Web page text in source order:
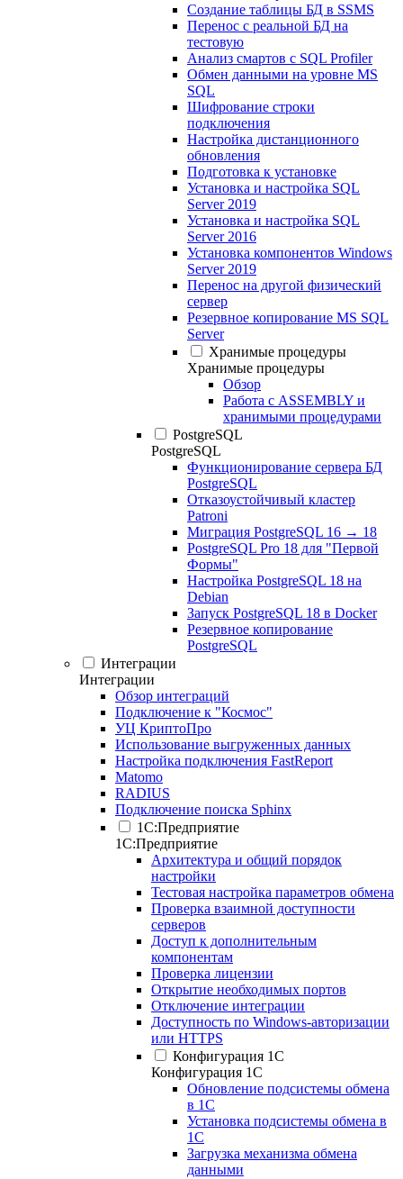
Создание таблицы БД в SSMS
Перенос с реальной БД на
тестовую
Анализ смартов с SQL Profiler
Обмен данными на уровне MS
SQL
Шифрование строки
подключения
Настройка дистанционного
обновления
Подготовка к установке
Установка и настройка SQL
Server 2019
Установка и настройка SQL
Server 2016
Установка компонентов Windows
Server 2019
Перенос на другой физический
сервер
Резервное копирование MS SQL
Server
Хранимые процедуры
Хранимые процедуры
Обзор
Работа с ASSEMBLY и
хранимыми процедурами
PostgreSQL
PostgreSQL
Функционирование сервера БД
PostgreSQL
Отказоустойчивый кластер
Patroni
Миграция PostgreSQL 16 → 18
PostgreSQL Pro 18 для "Первой
Формы"
Настройка PostgreSQL 18 на
Debian
Запуск PostgreSQL 18 в Docker
Резервное копирование
PostgreSQL
Интеграции
Интеграции
Обзор интеграций
Подключение к "Космос"
УЦ КриптоПро
Использование выгруженных данных
Настройка подключения FastReport
Matomo
RADIUS
Подключение поиска Sphinx
1С:Предприятие
1С:Предприятие
Архитектура и общий порядок
настройки
Тестовая настройка параметров обмена
Проверка взаимной доступности
серверов
Доступ к дополнительным
компонентам
Проверка лицензии
Открытие необходимых портов
Отключение интеграции
Доступность по Windows-авторизации
или HTTPS
Конфигурация 1С
Конфигурация 1С
Обновление подсистемы обмена
в 1С
Установка подсистемы обмена в
1С
Загрузка механизма обмена
данными